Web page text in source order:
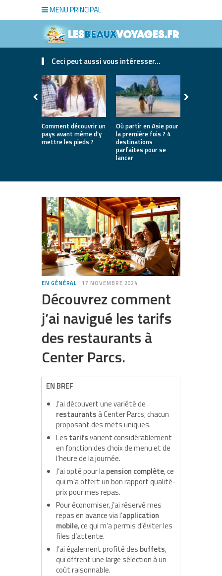
MENU PRINCIPAL
Ceci peut aussi vous intéresser...
Comment découvrir un
pays avant même d’y
mettre les pieds ?
Où partir en Asie pour
la première fois ? 4
destinations
parfaites pour se
lancer
EN GÉNÉRAL 17 NOVEMBRE 2024
Découvrez comment
j’ai navigué les tarifs
des restaurants à
Center Parcs.
EN BREF
J’ai découvert une variété de
restaurants à Center Parcs, chacun
proposant des mets uniques.
Les tarifsvarient considérablement
en fonction des choix de menu et de
l’heure de la journée.
J’ai opté pour lapension complète, ce
qui m’a offert un bon rapport qualité-
prix pour mes repas.
Pour économiser, j’ai réservé mes
repas en avance via l’application
mobile, ce qui m’a permis d’éviter les
files d’attente.
J’ai également profité des buffets,
qui offrent une large sélection à un
coût raisonnable.